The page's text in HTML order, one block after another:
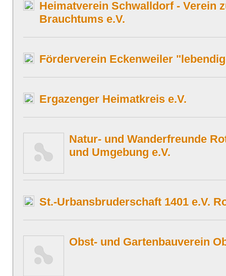
Heimatverein Schwalldorf - Verein
Brauchtums e.V.
Förderverein Eckenweiler
Ergazenger Heimatkreis e.V.
Natur- und Wanderfreunde
und Umgebung e.V.
St.-Urbansbruderschaft 1401 e.V.
Obst- und Gartenbauverein